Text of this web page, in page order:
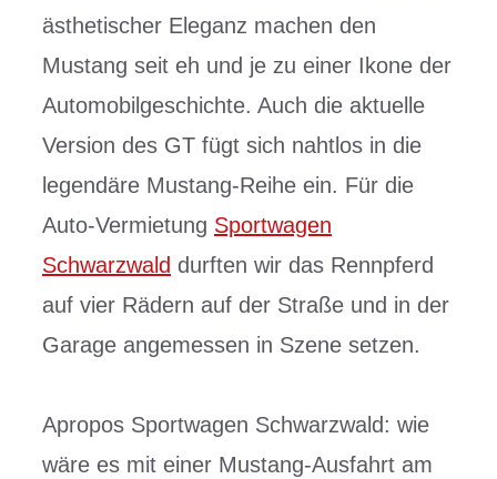
ästhetischer Eleganz machen den
Mustang seit eh und je zu einer Ikone der
Automobilgeschichte. Auch die aktuelle
Version des GT fügt sich nahtlos in die
legendäre Mustang-Reihe ein. Für die
Auto-Vermietung Sportwagen
Schwarzwald durften wir das Rennpferd
auf vier Rädern auf der Straße und in der
Garage angemessen in Szene setzen.
Apropos Sportwagen Schwarzwald: wie
wäre es mit einer Mustang-Ausfahrt am